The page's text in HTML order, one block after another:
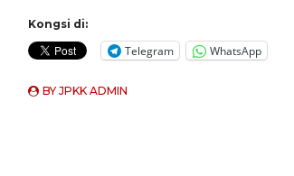
Kongsi di:
Telegram WhatsApp
BYJPKK ADMIN